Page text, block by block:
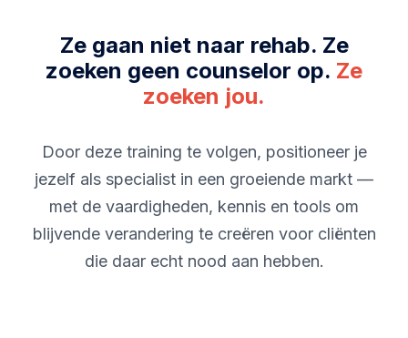
Ze gaan niet naar rehab. Ze
zoeken geen counselor op. Ze
zoeken jou.
Door deze training te volgen, positioneer je
jezelf als specialist in een groeiende markt —
met de vaardigheden, kennis en tools om
blijvende verandering te creëren voor cliënten
die daar echt nood aan hebben.